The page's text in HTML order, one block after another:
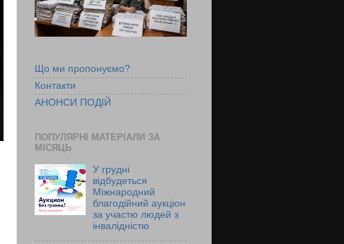
Що ми пропонуємо?
Контакти
АНОНСИ ПОДІЙ
ПОПУЛЯРНІ МАТЕРІАЛИ ЗА
МІСЯЦЬ
У грудні
відбудеться
Міжнародний
благодійний аукціон
за участю людей з
інвалідністю